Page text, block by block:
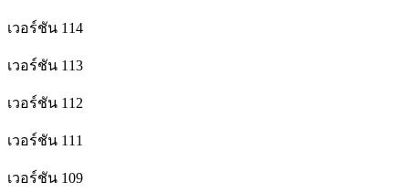
เวอร์ชัน 114
เวอร์ชัน 113
เวอร์ชัน 112
เวอร์ชัน 111
เวอร์ชัน 109